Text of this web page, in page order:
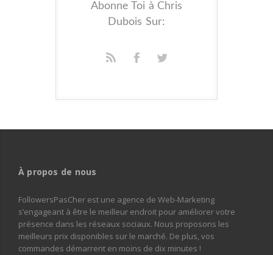
Abonne Toi à Chris
Dubois Sur:
À propos de nous
FollowersPasCher est une agence de Web-Marketing
s’engageant à être le meilleur endroit pour améliorer votre
présence dans les réseaux sociaux. Nous proposons les
meilleurs prix disponibles sur le marché. De plus, vos
commandes démarrent en moins de dix minutes !